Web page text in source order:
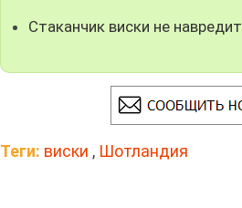
Стаканчик виски не навредит
Теги: виски , Шотландия